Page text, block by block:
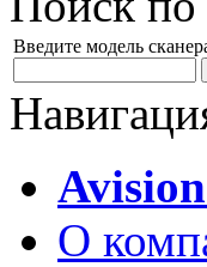
Введите модель
О